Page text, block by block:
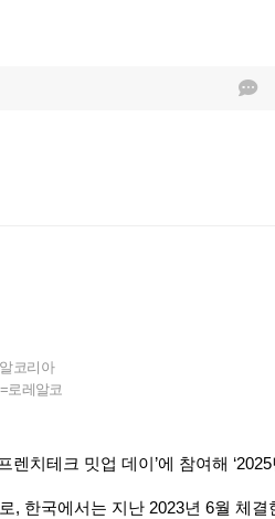
코리아
로레알코
치테크 밋업 데이’에 참여해
한국에서는 지난 2023년 6월 체결